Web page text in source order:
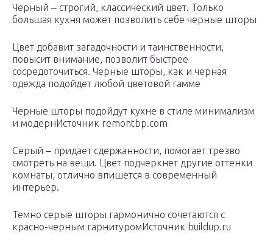
Черный ‒ строгий, классический цвет. Только
большая кухня может позволить себе черные шторы
Цвет добавит загадочности и таинственности,
повысит внимание, позволит быстрее
сосредоточиться. Черные шторы, как и черная
одежда подойдет любой цветовой гамме
Черные шторы подойдут кухне в стиле минимализм
и модернИсточник remontbp.com
Серый ‒ придает сдержанности, помогает трезво
смотреть на вещи. Цвет подчеркнет другие оттенки
комнаты, отлично впишется в современный
интерьер.
Темно серые шторы гармонично сочетаются с
красно-черным гарнитуромИсточник buildup.ru